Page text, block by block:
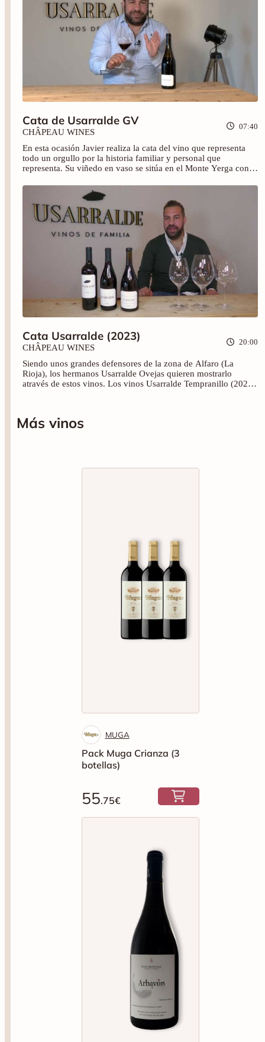
Cata de Usarralde GV
CHÂPEAU WINES
07:40
En esta ocasión Javier realiza la cata del vino que representa
todo un orgullo por la historia familiar y personal que
representa. Su viñedo en vaso se sitúa en el Monte Yerga con
Brinda con nosotros y consigue ya este vino.
Cata Usarralde (2023)
CHÂPEAU WINES
20:00
Siendo unos grandes defensores de la zona de Alfaro (La
Rioja), los hermanos Usarralde Ovejas quieren mostrarlo
através de estos vinos. Los vinos Usarralde Tempranillo (2021),
Más vinos
MUGA
Pack Muga Crianza (3
botellas)
55.75€